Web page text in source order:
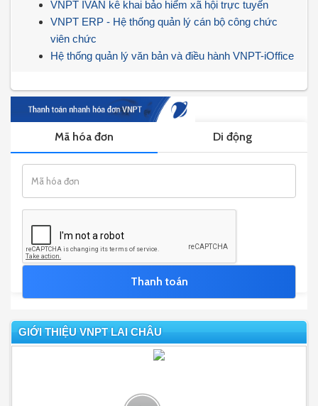
VNPT IVAN kê khai bảo hiểm xã hội trực tuyến
VNPT ERP - Hệ thống quản lý cán bộ công chức
viên chức
Hệ thống quản lý văn bản và điều hành VNPT-iOffice
GIỚI THIỆU VNPT LAI CHÂU